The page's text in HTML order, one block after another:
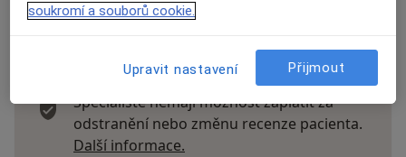
36 názorů
Recenze pacientů jsou pro nás důležité.
Specialisté nemají možnost zaplatit za
odstranění nebo změnu recenze pacienta.
Další informace.
soukromí a souborů cookie.
Upravit nastavení Přijmout